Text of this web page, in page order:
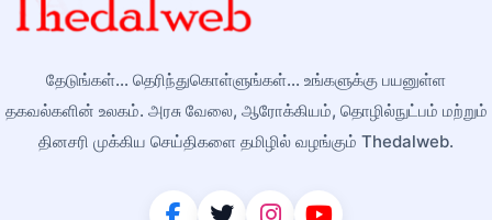
தேடுங்கள்... தெரிந்துகொள்ளுங்கள்... உங்களுக்கு பயனுள்ள
தகவல்களின் உலகம். அரசு வேலை, ஆரோக்கியம், தொழில்நுட்பம் மற்றும்
தினசரி முக்கிய செய்திகளை தமிழில் வழங்கும் Thedalweb.